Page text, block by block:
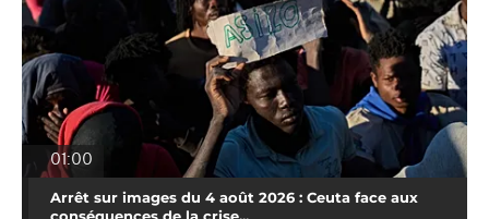
01:00
Arrêt sur images du 4 août 2026 : Ceuta face aux
conséquences de la crise...